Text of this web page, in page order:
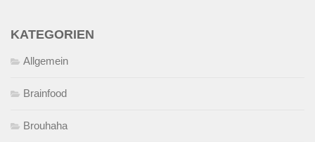
KATEGORIEN
Allgemein
Brainfood
Brouhaha